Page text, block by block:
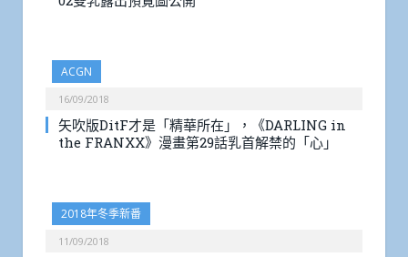
ACGN
16/09/2018
矢吹版DitF才是「精華所在」，《DARLING in
the FRANXX》漫畫第29話乳首解禁的「心」
2018年冬季新番
11/09/2018